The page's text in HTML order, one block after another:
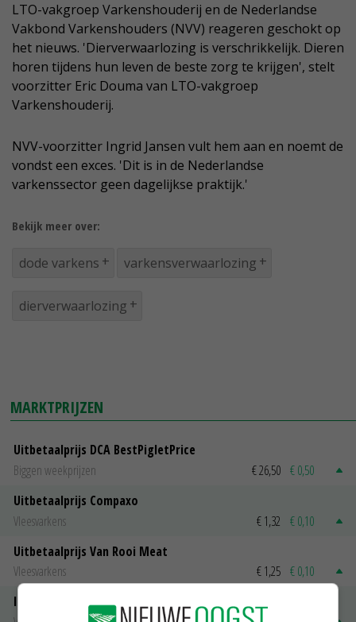
LTO-vakgroep Varkenshouderij en de Nederlandse
Vakbond Varkenshouders (NVV) reageren geschokt op
het nieuws. 'Dierverwaarlozing is verschrikkelijk. Dieren
horen tijdens hun leven de beste zorg te krijgen', stelt
voorzitter Eric Douma van LTO-vakgroep
Varkenshouderij.
NVV-voorzitter Ingrid Jansen vult hem aan en noemt de
vondst een exces. 'Dit is in de Nederlandse
varkenssector geen dagelijkse praktijk.'
Bekijk meer over:
dode varkens varkensverwaarlozing
dierverwaarlozing
MARKTPRIJZEN
Uitbetaalprijs DCA BestPigletPrice
Biggen weekprijzen
€ 26,50 € 0,50
Uitbetaalprijs Compaxo
Vleesvarkens
€ 1,32 € 0,10
Uitbetaalprijs Van Rooi Meat
Vleesvarkens
€ 1,25 € 0,10
ISN prijs Frankrijk